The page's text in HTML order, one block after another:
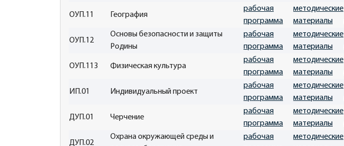
ОУП.11 География
рабочая
программа
методические
материалы
ОУП.12
Основы безопасности и защиты
Родины
рабочая
программа
методические
материалы
ОУП.113 Физическая культура
рабочая
программа
методические
материалы
ИП.01 Индивидуальный проект
рабочая
программа
методические
материалы
ДУП.01 Черчение
рабочая
программа
методические
материалы
ДУП.02
Охрана окружающей среды и
рабочая
методические